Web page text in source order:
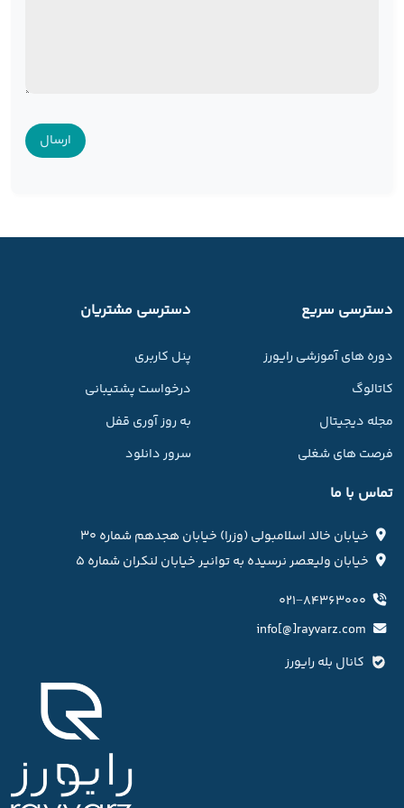
دسترسی سریع
دوره های آموزشی رایورز
کاتالوگ
مجله دیجیتال
فرصت های شغلی
دسترسی مشتریان
پنل کاربری
درخواست پشتیبانی
به روز آوری قفل
سرور دانلود
تماس با ما
خیابان خالد اسلامبولی (وزرا) خیابان هجدهم شماره ۳۰
خیابان ولیعصر نرسیده به توانیر خیابان لنکران شماره ۵
۰۲۱−۸۴۳۶۳۰۰۰
info[@]rayvarz.com
کانال بله رایورز